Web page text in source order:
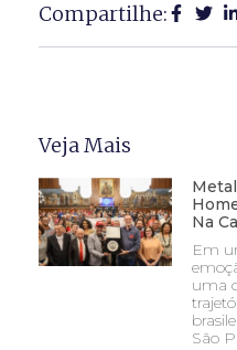
Compartilhe:
Veja Mais
Na
Em
uma
São